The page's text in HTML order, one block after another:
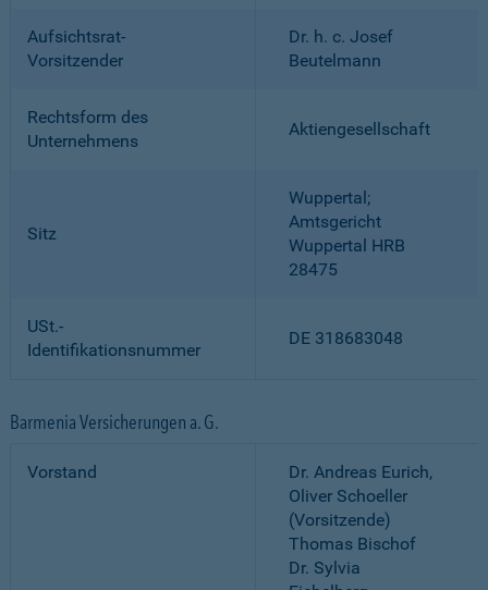
Aufsichtsrat-
Vorsitzender
Dr. h. c. Josef
Beutelmann
Rechtsform des
Unternehmens
Aktiengesellschaft
Sitz
Wuppertal;
Amtsgericht
Wuppertal HRB
28475
USt.-
Identifikationsnummer
DE 318683048
Barmenia Versicherungen a. G.
Vorstand
Dr. Andreas Eurich,
Oliver Schoeller
(Vorsitzende)
Thomas Bischof
Dr. Sylvia